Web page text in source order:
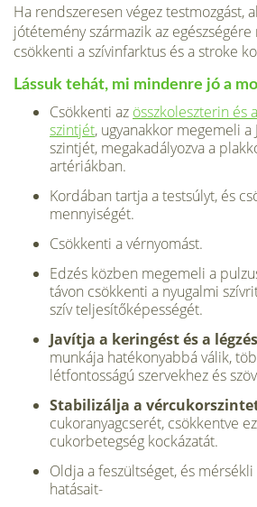
Ha rendszeresen végez testmozgást,
jótétemény származik az
csökkenti a szívinfarktus és a stroke
Lássuk tehát, mi mindenre jó a
Csökkenti az összkoleszterin és
szintjét, ugyanakkor megemeli a
szintjét, megakadályozva a
artériákban.
Kordában tartja a testsúlyt, és
mennyiségét.
Csökkenti a vérnyomást.
Edzés közben megemeli a
távon csökkenti a nyugalmi
szív teljesítőképességét.
Javítja a keringést és a
munkája hatékonyabbá válik,
létfontosságú szervekhez és
Stabilizálja a
cukoranyagcserét, csökkentve
cukorbetegség kockázatát.
Oldja a feszültséget, és
hatásait-